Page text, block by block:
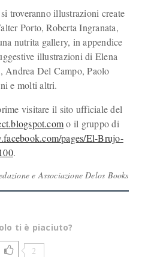
troveranno illustrazioni create
Porto, Roberta Ingranata,
nutrita gallery, in appendice
illustrazioni di Elena
Andrea Del Campo, Paolo
e molti altri.
visitare il sito ufficiale del
o il gruppo di
pages/El-Brujo-
.
e Associazione Delos Books
ti è piaciuto?
2